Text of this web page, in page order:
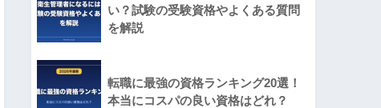
い？試験の受験資格やよくある質問
を解説
転職に最強の資格ランキング20選！
本当にコスパの良い資格はどれ？